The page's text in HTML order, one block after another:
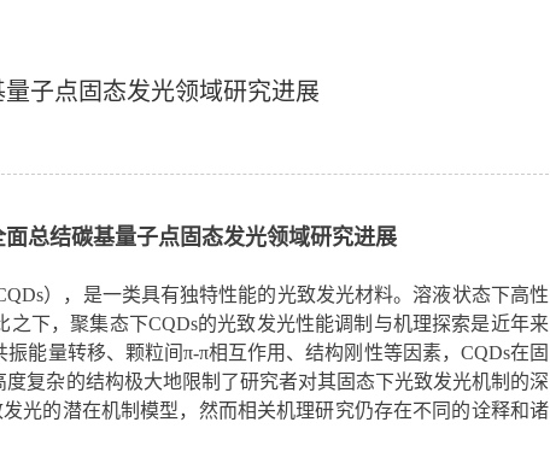
子点固态发光领域研究进展
总结碳基量子点固态发光领域研究进展
），是一类具有独特性能的光致发光材料。溶液状态下高性
下，聚集态下CQDs的光致发光性能调制与机理探索是近年来
能量转移、颗粒间π-π相互作用、结构刚性等因素，CQDs在固
复杂的结构极大地限制了研究者对其固态下光致发光机制的深
光的潜在机制模型，然而相关机理研究仍存在不同的诠释和诸